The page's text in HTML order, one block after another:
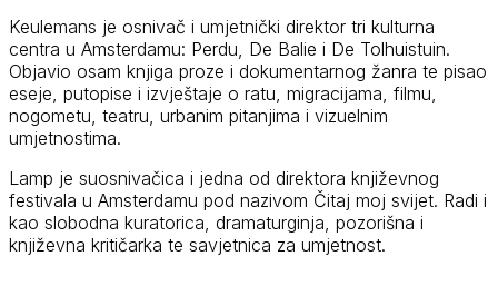
Keulemans je osnivač i umjetnički direktor tri kulturna
centra u Amsterdamu: Perdu, De Balie i De Tolhuistuin.
Objavio osam knjiga proze i dokumentarnog žanra te pisao
eseje, putopise i izvještaje o ratu, migracijama, filmu,
nogometu, teatru, urbanim pitanjima i vizuelnim
umjetnostima.
Lamp je suosnivačica i jedna od direktora književnog
festivala u Amsterdamu pod nazivom Čitaj moj svijet. Radi i
kao slobodna kuratorica, dramaturginja, pozorišna i
književna kritičarka te savjetnica za umjetnost.